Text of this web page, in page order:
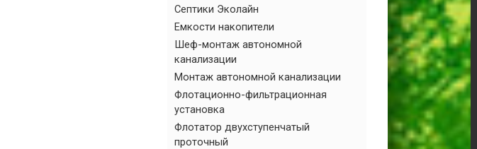
Септики Эколайн
Емкости накопители
Шеф-монтаж автономной
канализации
Монтаж автономной канализации
Флотационно-фильтрационная
установка
Флотатор двухступенчатый
проточный